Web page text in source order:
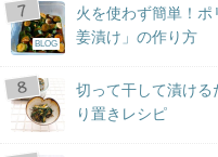
BLOG
火を使わず簡単！
姜漬け」の作り方
切って干して漬け
り置きレシピ